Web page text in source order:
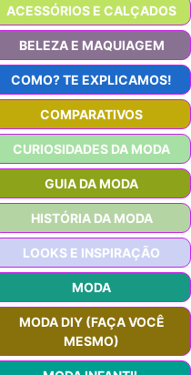
ACESSÓRIOS E CALÇADOS
BELEZA E MAQUIAGEM
COMO? TE EXPLICAMOS!
COMPARATIVOS
CURIOSIDADES DA MODA
GUIA DA MODA
HISTÓRIA DA MODA
LOOKS E INSPIRAÇÃO
MODA
MODA DIY (FAÇA VOCÊ
MESMO)